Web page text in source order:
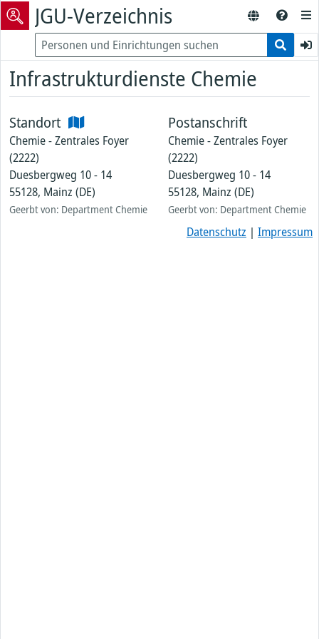
JGU-Verzeichnis
Infrastrukturdienste Chemie
Standort
Chemie - Zentrales Foyer
(2222)
Duesbergweg 10 - 14
55128, Mainz (DE)
Geerbt von: Department Chemie
Postanschrift
Chemie - Zentrales Foyer
(2222)
Duesbergweg 10 - 14
55128, Mainz (DE)
Geerbt von: Department Chemie
Datenschutz | Impressum